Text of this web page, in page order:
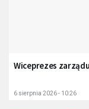
Wiceprezes
6 sierpnia 2026 - 10:26